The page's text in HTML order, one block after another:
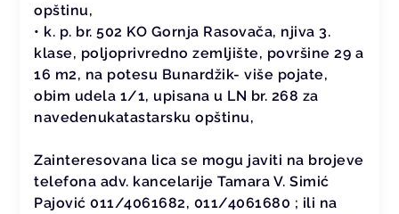
opštinu,
• k. p. br. 502 KO Gornja Rasovača, njiva 3.
klase, poljoprivredno zemljište, površine 29 a
16 m2, na potesu Bunardžik- više pojate,
obim udela 1/1, upisana u LN br. 268 za
navedenukatastarsku opštinu,
Zainteresovana lica se mogu javiti na brojeve
telefona adv. kancelarije Tamara V. Simić
Pajović 011/4061682, 011/4061680 ; ili na